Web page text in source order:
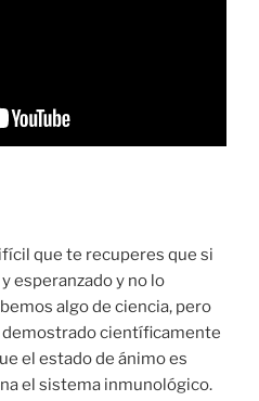
que te recuperes que si
esperanzado y no lo
algo de ciencia, pero
demostrado científicamente
el estado de ánimo es
el sistema inmunológico.